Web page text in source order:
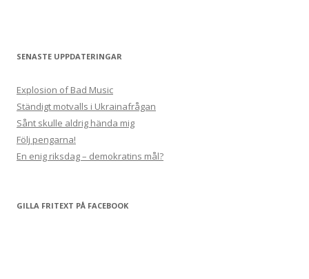
SENASTE UPPDATERINGAR
Explosion of Bad Music
Ständigt motvalls i Ukrainafrågan
Sånt skulle aldrig hända mig
Följ pengarna!
En enig riksdag – demokratins mål?
GILLA FRITEXT PÅ FACEBOOK